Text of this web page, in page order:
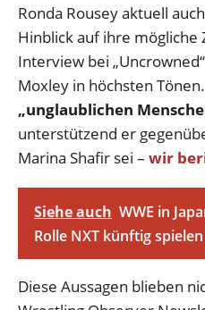
Ronda Rousey aktuell
Hinblick auf ihre mögliche
Interview bei
Moxley in höchsten
„unglaublichen
unterstützend er
Marina Shafir sei – wir
Siehe auch WWE in
Rolle NXT künftig
Diese Aussagen blieben